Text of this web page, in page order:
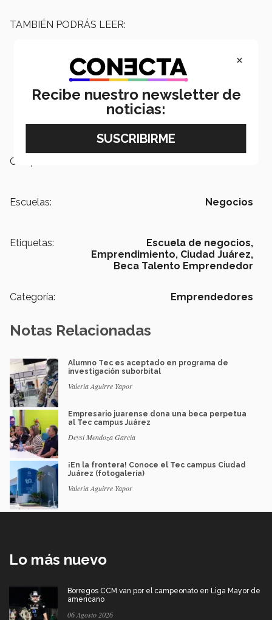
TAMBIÉN PODRÁS LEER:
Campus:
Escuelas: Negocios
Etiquetas:
Escuela de negocios,
Emprendimiento, Ciudad Juárez,
Beca Talento Emprendedor
Categoría: Emprendedores
Notas Relacionadas
Alumno Tec es aceptado en programa de
investigación suborbital
Valeria Aguirre Yapor
Empresario juarense dona una beca perpetua
al Tec campus Juárez
Deysi Mendoza García
¡En la frontera! Conoce el Tec campus Ciudad
Juárez (fotogalería)
Valeria Aguirre Yapor
Lo más nuevo
Borregos CCM van por el campeonato en Liga Mayor de
americano
06 Agosto 2026
×
Recibe nuestro newsletter de
noticias: